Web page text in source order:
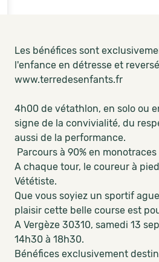
Les bénéfices sont
l'enfance en détresse et
www.terredesenfants.fr
4h00 de vétathlon, en solo ou
signe de la convivialité, du
aussi de la performance.
Parcours à 90% en monotraces
A chaque tour, le coureur à
Vététiste.
Que vous soyiez un sportif
plaisir cette belle course est
A Vergèze 30310, samedi 13
14h30 à 18h30.
Bénéfices exclusivement